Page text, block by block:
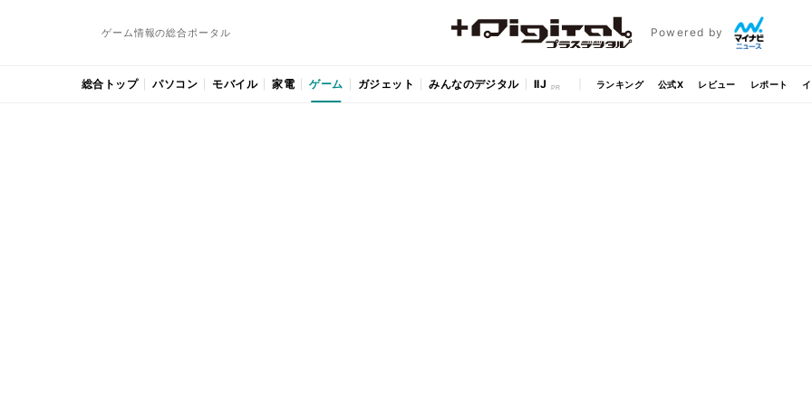
ゲーム情報の総合ポータル Powered by
総合トップ パソコン モバイル 家電 ゲーム ガジェット みんなのデジタル IIJ ランキング 公式X レビュー レポート